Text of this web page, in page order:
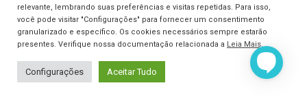
Artrite Reumatoide Asma Carteira De Vacinação
Clínica Croce Coronavirus Covid-19
Crianças Crise Alérgica
relevante, lembrando suas preferências e visitas repetidas. Para isso,
você pode visitar "Configurações" para fornecer um consentimento
granularizado e específico. Os cookies necessários sempre estarão
presentes. Verifique nossa documentação relacionada a Leia Mais.
Configurações Aceitar Tudo